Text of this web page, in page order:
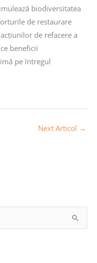
biodiversitatea
de restaurare
de refacere a
beneficii
pe întregul
Next Articol →